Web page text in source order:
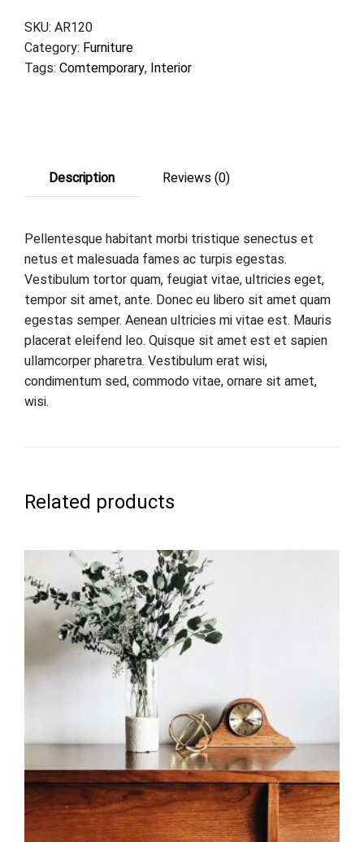
SKU: AR120
Category: Furniture
Tags: Comtemporary, Interior
Description Reviews (0)
Pellentesque habitant morbi tristique senectus et
netus et malesuada fames ac turpis egestas.
Vestibulum tortor quam, feugiat vitae, ultricies eget,
tempor sit amet, ante. Donec eu libero sit amet quam
egestas semper. Aenean ultricies mi vitae est. Mauris
placerat eleifend leo. Quisque sit amet est et sapien
ullamcorper pharetra. Vestibulum erat wisi,
condimentum sed, commodo vitae, ornare sit amet,
wisi.
Related products